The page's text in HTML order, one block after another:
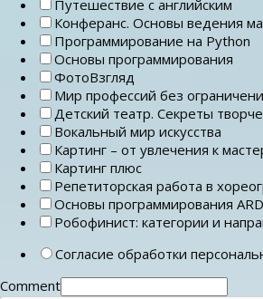
Путешествие с английским
Конферанс. Основы ведения
Программирование на Python
Основы программирования
ФотоВзгляд
Мир профессий без
Детский театр. Секреты
Вокальный мир искусства
Картинг – от увлечения к
Картинг плюс
Репетиторская работа в
Основы программирования
Робофинист: категории и
Согласие обработки
Comment